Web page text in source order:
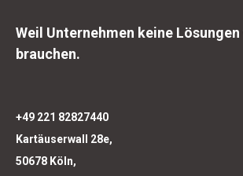
Weil Unternehmen keine
brauchen.
+49 221 82827440
Kartäuserwall 28e,
50678 Köln,